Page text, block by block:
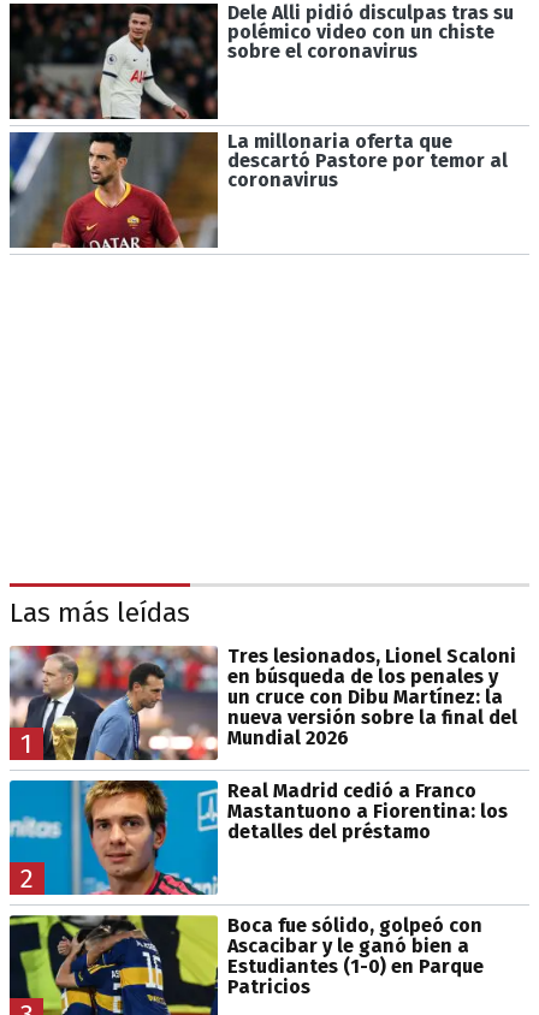
Dele Alli pidió disculpas tras su
polémico video con un chiste
sobre el coronavirus
La millonaria oferta que
descartó Pastore por temor al
coronavirus
Las más leídas
1
Tres lesionados, Lionel Scaloni
en búsqueda de los penales y
un cruce con Dibu Martínez: la
nueva versión sobre la final del
Mundial 2026
2
Real Madrid cedió a Franco
Mastantuono a Fiorentina: los
detalles del préstamo
Boca fue sólido, golpeó con
Ascacibar y le ganó bien a
Estudiantes (1-0) en Parque
Patricios